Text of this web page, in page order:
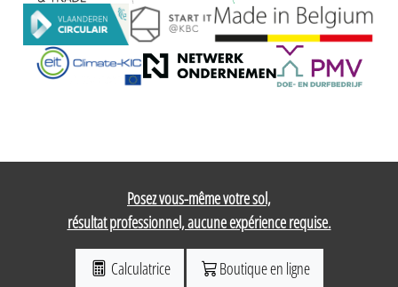
Posez vous-même votre sol,
résultat professionnel, aucune expérience requise.
Calculatrice Boutique en ligne